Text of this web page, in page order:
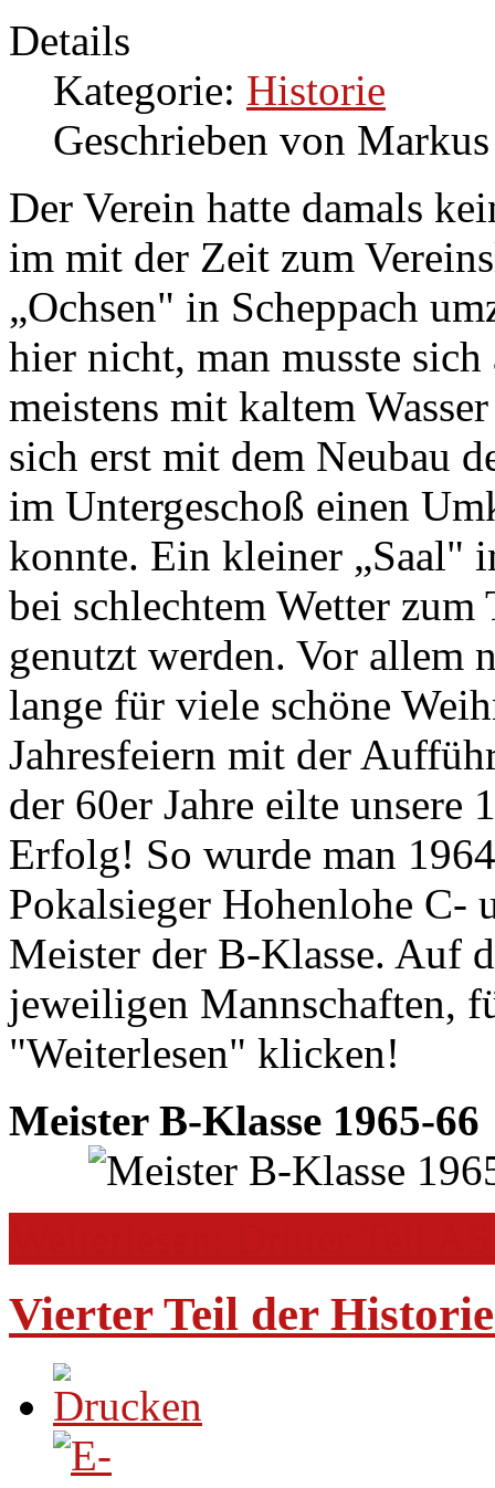
Details
Kategorie: Historie
Geschrieben von
Der Verein hatte damals
im mit der Zeit zum
„Ochsen" in Scheppach
hier nicht, man musste
meistens mit kaltem
sich erst mit dem Neubau
im Untergeschoß einen
konnte. Ein kleiner „Saal"
bei schlechtem Wetter
genutzt werden. Vor allem
lange für viele schöne
Jahresfeiern mit der
der 60er Jahre eilte
Erfolg! So wurde man
Pokalsieger Hohenlohe C-
Meister der B-Klasse. Auf
jeweiligen Mannschaften,
"Weiterlesen" klicken!
Meister B-Klasse 1965-66
Vierter Teil der